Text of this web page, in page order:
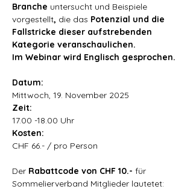
Branche untersucht und Beispiele
vorgestellt, die das Potenzial und die
Fallstricke dieser aufstrebenden
Kategorie veranschaulichen.
Im Webinar wird Englisch gesprochen.
Datum:
Mittwoch, 19. November 2025
Zeit:
17.00 -18.00 Uhr
Kosten:
CHF 66.- / pro Person
Der Rabattcode von CHF 10.- für
Sommelierverband Mitglieder lautetet: